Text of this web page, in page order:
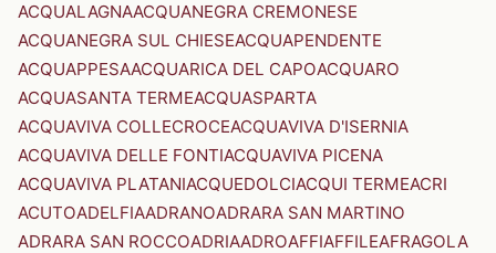
ACQUALAGNAACQUANEGRA CREMONESE
ACQUANEGRA SUL CHIESEACQUAPENDENTE
ACQUAPPESAACQUARICA DEL CAPOACQUARO
ACQUASANTA TERMEACQUASPARTA
ACQUAVIVA COLLECROCEACQUAVIVA D'ISERNIA
ACQUAVIVA DELLE FONTIACQUAVIVA PICENA
ACQUAVIVA PLATANIACQUEDOLCIACQUI TERMEACRI
ACUTOADELFIAADRANOADRARA SAN MARTINO
ADRARA SAN ROCCOADRIAADROAFFIAFFILEAFRAGOLA